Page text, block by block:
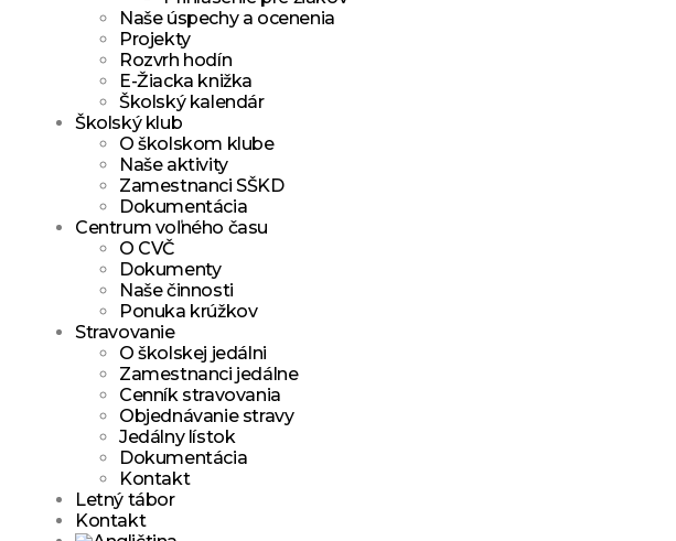
Naše úspechy a ocenenia
Projekty
Rozvrh hodín
E-Žiacka knižka
Školský kalendár
Školský klub
O školskom klube
Naše aktivity
Zamestnanci SŠKD
Dokumentácia
Centrum voľného času
O CVČ
Dokumenty
Naše činnosti
Ponuka krúžkov
Stravovanie
O školskej jedálni
Zamestnanci jedálne
Cenník stravovania
Objednávanie stravy
Jedálny lístok
Dokumentácia
Kontakt
Letný tábor
Kontakt